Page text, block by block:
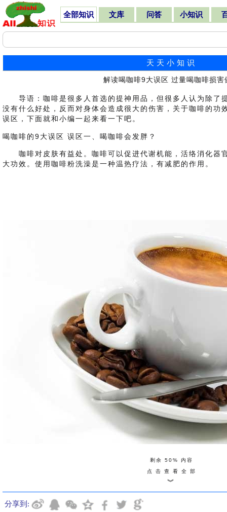
全部知识 文库 问答 小知识
天天小知识
解读喝咖啡9大误区 过量喝咖啡损害
导语：咖啡是很多人首选的提神用品，但很多人认为除了
没有什么好处，反而对身体会造成很大的伤害，关于咖啡的功
误区，下面就和小编一起来看一下吧。
喝咖啡的9大误区 误区一、喝咖啡会发胖？
咖啡对皮肤有益处。咖啡可以促进代谢机能，活络消化器
大功效。使用咖啡粉洗澡是一种温热疗法，有减肥的作用。
剩余 50% 内容
点 击 查 看 全 部
︾
分享到: